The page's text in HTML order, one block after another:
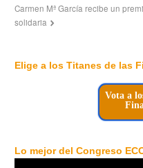
Carmen Mª García recibe un
solidaria
Elige a los Titanes de las
Vota a
Lo mejor del Congreso